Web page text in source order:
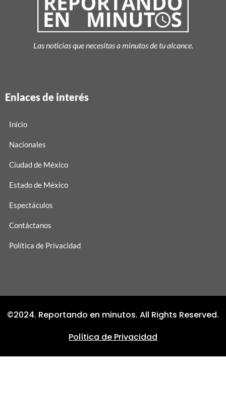
Las noticias que necesitas a minutos de tu alcance.
Enlaces de interés
Inicio
Nacionales
Ciudad de México
Estado de México
Espectáculos
Contáctanos
Política de Privacidad
©2024. Reportando en minutos. All Rights Reserved.
Política de Privacidad